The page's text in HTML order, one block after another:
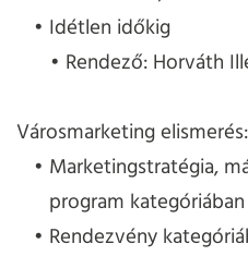
Idétlen időkig
Rendező: Horváth
Városmarketing elismerés:
Marketingstratégia,
program
Rendezvény